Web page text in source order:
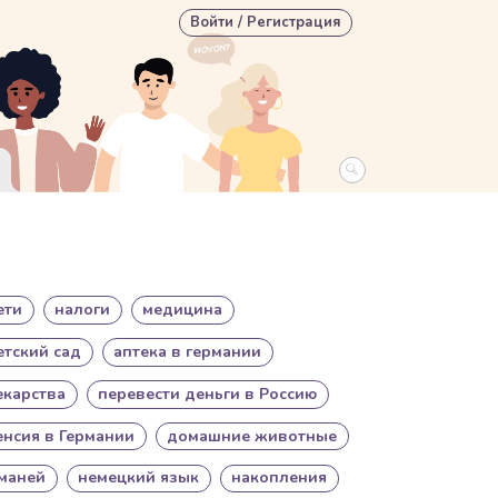
User account menu
Войти / Регистрация
налоги
медицина
сад
аптека в германии
перевести деньги в Россию
в Германии
домашние животные
немецкий язык накопления